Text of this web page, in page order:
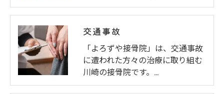
交通事故
「よろずや接骨院」は、交通事故
に遭われた方々の治療に取り組む
川崎の接骨院です。…